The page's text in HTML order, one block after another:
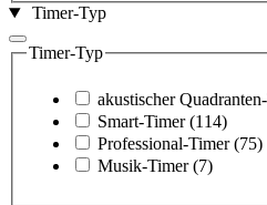
Timer-Typ
Timer-Typ
akustischer
Smart-Timer (114)
Professional-Timer (75)
Musik-Timer (7)